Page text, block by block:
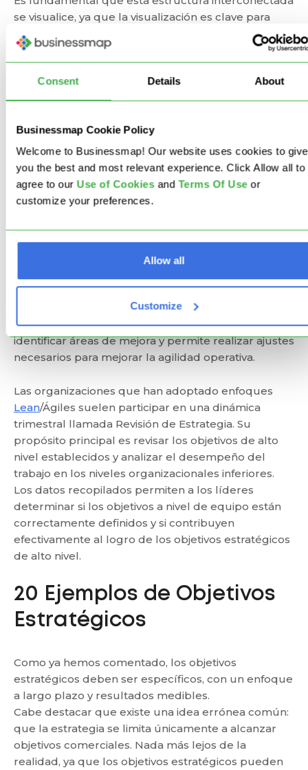
Consent Details About
Businessmap Cookie Policy
Welcome to Businessmap! Our website uses cookies to give
you the best and most relevant experience. Click Allow all to
agree to our Use of Cookiesand Terms Of Use or
customize your preferences.
Allow all
Customize
se visualice, ya que la visualización es clave para
fomentar la claridad en el proceso y garantizar la
transparencia a todos los niveles de la organización.
El software moderno de gestión estratégica de
cartera que ofrece actualizaciones en tiempo real y
sincronización visual entre el trabajo de los equipos
tener una visión global del negocio y tomar
decisiones informadas para asegurar el éxito
organizacional.
Paso 4: Monitorea Continuamente
Aunque a menudo se pasa por alto, este paso es
Revisar los objetivos estratégicos de forma regular
proporciona a la dirección información valiosa sobre
el avance de los objetivos definidos, ayuda a
identificar áreas de mejora y permite realizar ajustes
necesarios para mejorar la agilidad operativa.
Las organizaciones que han adoptado enfoques
Lean/Ágiles suelen participar en una dinámica
trimestral llamada Revisión de Estrategia. Su
propósito principal es revisar los objetivos de alto
nivel establecidos y analizar el desempeño del
trabajo en los niveles organizacionales inferiores.
Los datos recopilados permiten a los líderes
determinar si los objetivos a nivel de equipo están
correctamente definidos y si contribuyen
efectivamente al logro de los objetivos estratégicos
de alto nivel.
20 Ejemplos de Objetivos
Estratégicos
Como ya hemos comentado, los objetivos
estratégicos deben ser específicos, con un enfoque
a largo plazo y resultados medibles.
Cabe destacar que existe una idea errónea común:
que la estrategia se limita únicamente a alcanzar
objetivos comerciales. Nada más lejos de la
realidad, ya que los objetivos estratégicos pueden